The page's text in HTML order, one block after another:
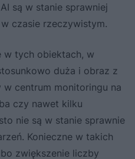
są w stanie sprawniej
czasie rzeczywistym.
w tych obiektach, w
duża i obraz z
centrum monitoringu na
czy nawet kilku
nie są w stanie sprawnie
Konieczne w takich
zwiększenie liczby